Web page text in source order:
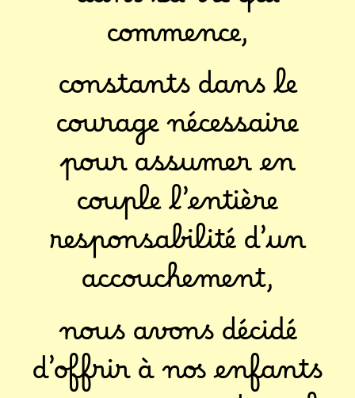
commence,
constants dans le
courage nécessaire
pour assumer en
couple l’entière
responsabilité d’un
accouchement,
nous avons décidé
d’offrir à nos enfants